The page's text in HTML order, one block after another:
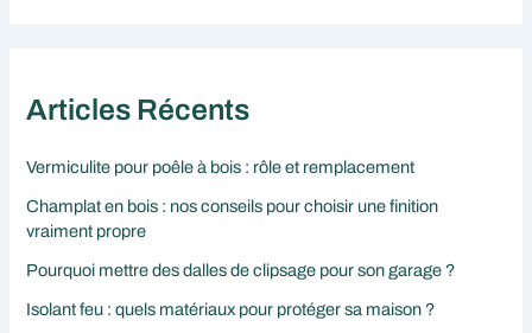
Articles Récents
Vermiculite pour poêle à bois : rôle et remplacement
Champlat en bois : nos conseils pour choisir une finition
vraiment propre
Pourquoi mettre des dalles de clipsage pour son garage ?
Isolant feu : quels matériaux pour protéger sa maison ?